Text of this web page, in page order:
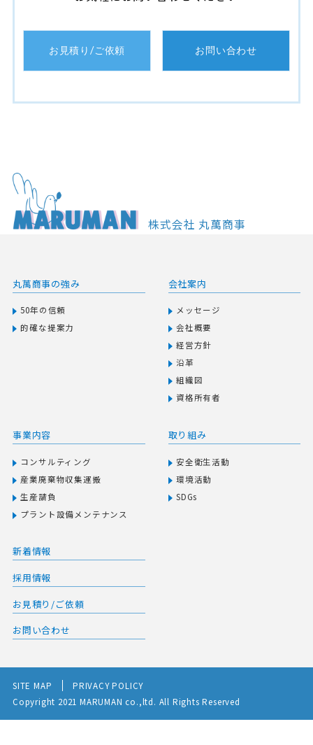
お見積り/ご依頼 お問い合わせ
株式会社 丸萬商事
丸萬商事の強み
50年の信頼
的確な提案力
会社案内
メッセージ
会社概要
経営方針
沿革
組織図
資格所有者
事業内容
コンサルティング
産業廃棄物収集運搬
生産請負
プラント設備メンテナンス
取り組み
安全衛⽣活動
環境活動
SDGs
新着情報
採用情報
お見積り/ご依頼
お問い合わせ
Copyright 2021 MARUMAN co.,ltd. All Rights Reserved
SITE MAP PRIVACY POLICY